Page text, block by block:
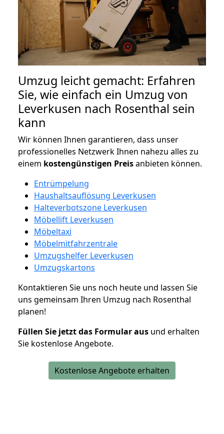
Umzug leicht gemacht: Erfahren
Sie, wie einfach ein Umzug von
Leverkusen nach Rosenthal sein
kann
Wir können Ihnen garantieren, dass unser
professionelles Netzwerk Ihnen nahezu alles zu
einem kostengünstigen Preisanbieten können.
Entrümpelung
Haushaltsauflösung Leverkusen
Halteverbotszone Leverkusen
Möbellift Leverkusen
Möbeltaxi
Möbelmitfahrzentrale
Umzugshelfer Leverkusen
Umzugskartons
Kontaktieren Sie uns noch heute und lassen Sie
uns gemeinsam Ihren Umzug nach Rosenthal
planen!
Füllen Sie jetzt das Formular aus und erhalten
Sie kostenlose Angebote.
Kostenlose Angebote erhalten